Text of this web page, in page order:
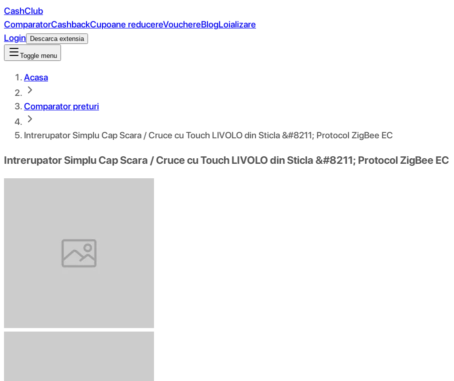
CashClub
ComparatorCashbackCupoane reducereVouchereBlogLoializare
Login
Descarca extensia
Toggle menu
Acasa
Comparator preturi
Intrerupator Simplu Cap Scara / Cruce cu Touch LIVOLO din Sticla &#8211; Protocol ZigBee EC
Intrerupator Simplu Cap Scara / Cruce cu Touch LIVOLO din Sticla &#8211; Protocol ZigBee EC